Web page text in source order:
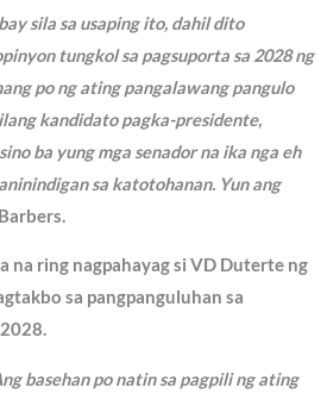
sila sa usaping ito, dahil dito
tungkol sa pagsuporta sa 2028 ng
po ng ating pangalawang pangulo
kandidato pagka-presidente,
ba yung mga senador na ika nga eh
sa katotohanan. Yun ang
na ring nagpahayag si VD Duterte ng
sa pangpanguluhan sa
basehan po natin sa pagpili ng ating